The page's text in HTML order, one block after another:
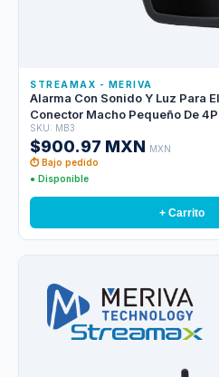
STREAMAX - MERIVA
Alarma Con Sonido Y Luz Para
Conector Macho Pequeño De
Compatible Con M1n2.0-gw4 Y
SKU: MB3
$900.97 MXN MXN
⏱ Bajo pedido
● Disponible
+ Carrito